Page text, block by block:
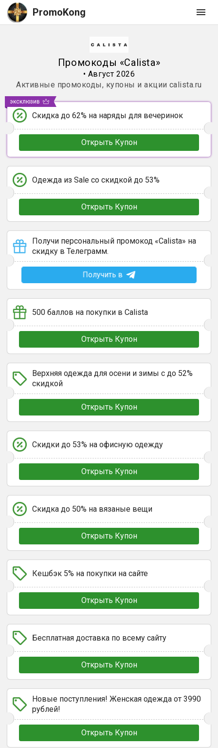
PromoKong
Промокоды «Calista»
• Август 2026
Активные промокоды, купоны и акции calista.ru
Скидка до 62% на наряды для вечеринок
Открыть Купон
эксклюзив
Одежда из Sale со скидкой до 53%
Открыть Купон
Получи персональный промокод «Calista» на
скидку в Телеграмм.
Получить в
500 баллов на покупки в Calista
Открыть Купон
Верхняя одежда для осени и зимы с до 52%
скидкой
Открыть Купон
Скидки до 53% на офисную одежду
Открыть Купон
Скидка до 50% на вязаные вещи
Открыть Купон
Кешбэк 5% на покупки на сайте
Открыть Купон
Бесплатная доставка по всему сайту
Открыть Купон
Новые поступления! Женская одежда от 3990
рублей!
Открыть Купон